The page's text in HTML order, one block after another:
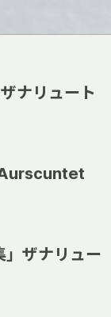
ナリュート
」ザナリュー